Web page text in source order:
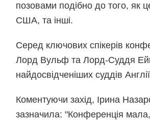
позовами подібно до того, як
США, та інші.
Серед ключових спікерів
Лорд Вульф та Лорд-Суддя
найдосвідченіших суддів
Коментуючи захід, Ірина
зазначила: "Конференція